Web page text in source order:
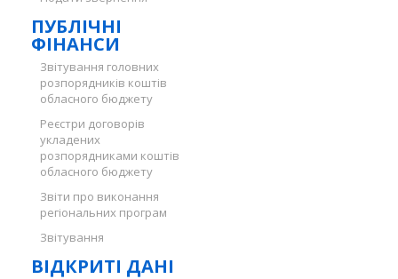
ПУБЛІЧНІ
ФІНАНСИ
Звітування головних
розпорядників коштів
обласного бюджету
Реєстри договорів
укладених
розпорядниками коштів
обласного бюджету
Звіти про виконання
регіональних програм
Звітування
ВІДКРИТІ ДАНІ